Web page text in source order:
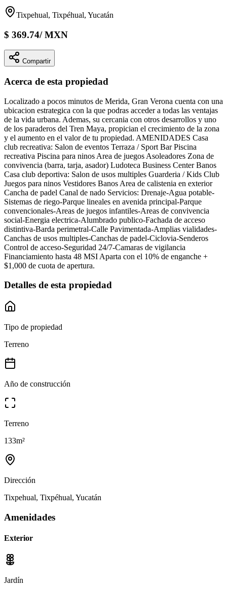
Tixpehual, Tixpéhual, Yucatán
$ 369.74/MXN
Compartir
Acerca de esta propiedad
Localizado a pocos minutos de Merida, Gran Verona cuenta con una
ubicacion estrategica con la que podras acceder a todas las ventajas
de la vida urbana. Ademas, su cercania con otros desarrollos y uno
de los paraderos del Tren Maya, propician el crecimiento de la zona
y el aumento en el valor de tu propiedad. AMENIDADES Casa
club recreativa: Salon de eventos Terraza / Sport Bar Piscina
recreativa Piscina para ninos Area de juegos Asoleadores Zona de
convivencia (barra, tarja, asador) Ludoteca Business Center Banos
Casa club deportiva: Salon de usos multiples Guarderia / Kids Club
Juegos para ninos Vestidores Banos Area de calistenia en exterior
Cancha de padel Canal de nado Servicios: Drenaje-Agua potable-
Sistemas de riego-Parque lineales en avenida principal-Parque
convencionales-Areas de juegos infantiles-Areas de convivencia
social-Energia electrica-Alumbrado publico-Fachada de acceso
distintiva-Barda perimetral-Calle Pavimentada-Amplias vialidades-
Canchas de usos multiples-Canchas de padel-Ciclovia-Senderos
Control de acceso-Seguridad 24/7-Camaras de vigilancia
Financiamiento hasta 48 MSI Aparta con el 10% de enganche +
$1,000 de cuota de apertura.
Detalles de esta propiedad
Tipo de propiedad
Terreno
Año de construcción
Terreno
133m²
Dirección
Tixpehual, Tixpéhual, Yucatán
Amenidades
Exterior
Jardín